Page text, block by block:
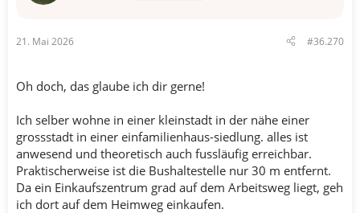
:
21. Mai 2026 #36.270
Oh doch, das glaube ich dir gerne!
Ich selber wohne in einer kleinstadt in der nähe einer
grossstadt in einer einfamilienhaus-siedlung. alles ist
anwesend und theoretisch auch fussläufig erreichbar.
Praktischerweise ist die Bushaltestelle nur 30 m entfernt.
Da ein Einkaufszentrum grad auf dem Arbeitsweg liegt, geh
ich dort auf dem Heimweg einkaufen.